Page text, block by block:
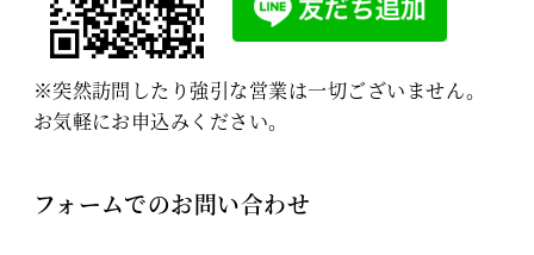
※突然訪問したり強引な営業は一切ございません。
お気軽にお申込みください。
フォームでのお問い合わせ